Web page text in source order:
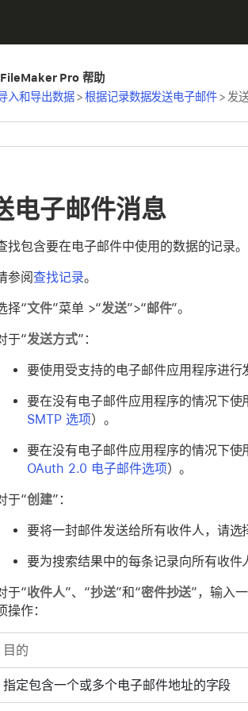
Pro 帮助
入和导出数据>根据记录数据发送电子邮件> 发
电子邮件消息
找包含要在电子邮件中使用的数据的记录。
参阅查找记录。
择“文件”菜单 >“发送”>“邮件”。
于“发送方式”：
要使用受支持的电子邮件应用程序进行
要在没有电子邮件应用程序的情况下使
SMTP 选项）。
要在没有电子邮件应用程序的情况下
OAuth 2.0 电子邮件选项）。
于“创建”：
要将一封邮件发送给所有收件人，请选
要为搜索结果中的每条记录向所有收件
于“收件人”、“抄送”和“密件抄送”，输入
操作：
目的
指定包含一个或多个电子邮件地址的字段